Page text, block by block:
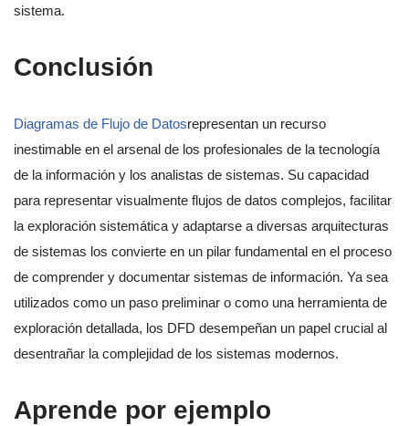
sistema.
Conclusión
Diagramas de Flujo de Datosrepresentan un recurso
inestimable en el arsenal de los profesionales de la tecnología
de la información y los analistas de sistemas. Su capacidad
para representar visualmente flujos de datos complejos, facilitar
la exploración sistemática y adaptarse a diversas arquitecturas
de sistemas los convierte en un pilar fundamental en el proceso
de comprender y documentar sistemas de información. Ya sea
utilizados como un paso preliminar o como una herramienta de
exploración detallada, los DFD desempeñan un papel crucial al
desentrañar la complejidad de los sistemas modernos.
Aprende por ejemplo